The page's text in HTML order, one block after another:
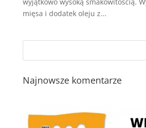
wyjątkowo wysoką smakowitością.
mięsa i dodatek oleju z...
Najnowsze komentarze